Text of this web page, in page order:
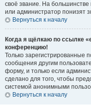
своё звание. На
или администратор понизят
Вернуться к началу
Когда я щёлкаю по ссылке
конференцию!
Только зарегистрированные
сообщения другим
форму, и только если
сделано для того, чтобы
системой анонимными
Вернуться к началу